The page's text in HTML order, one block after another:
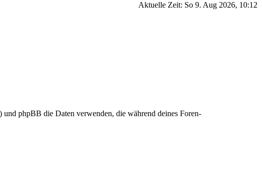
Aktuelle Zeit: So 9. Aug 2026, 10:12
phpBB die Daten verwenden, die während deines Foren-